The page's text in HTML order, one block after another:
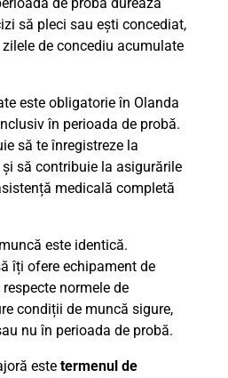
să pleci sau ești concediat,
de concediu acumulate
este obligatorie în Olanda
în perioada de probă.
să te înregistreze la
să contribuie la asigurările
medicală completă
este identică.
îți ofere echipament de
normele de
condiții de muncă sigure,
nu în perioada de probă.
este termenul de